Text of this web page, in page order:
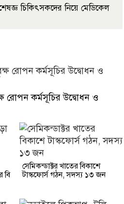
চিকিৎসকদের নিয়ে মেডিকেল
রোপন কর্মসূচির উদ্বোধন ও
বি
সেমিকন্ডাক্টর খাতের বিকাশে
টাস্কফোর্স গঠন, সদস্য ১৩ জন